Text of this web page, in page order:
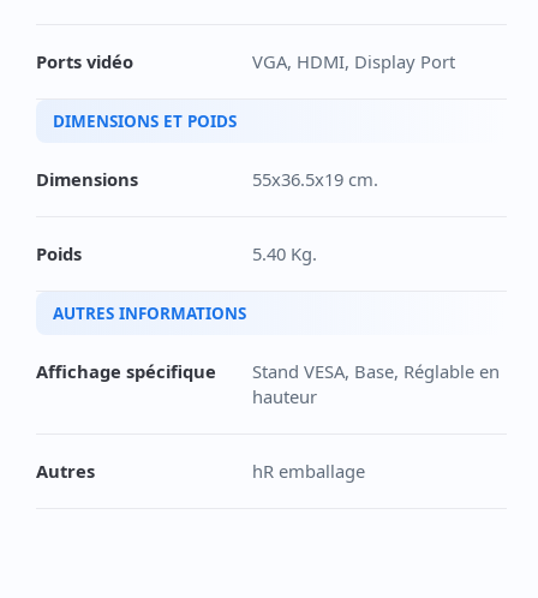
Ports vidéo VGA, HDMI, Display Port
DIMENSIONS ET POIDS
Dimensions 55x36.5x19 cm.
Poids 5.40 Kg.
AUTRES INFORMATIONS
Affichage spécifique
Stand VESA, Base, Réglable en
hauteur
Autres hR emballage